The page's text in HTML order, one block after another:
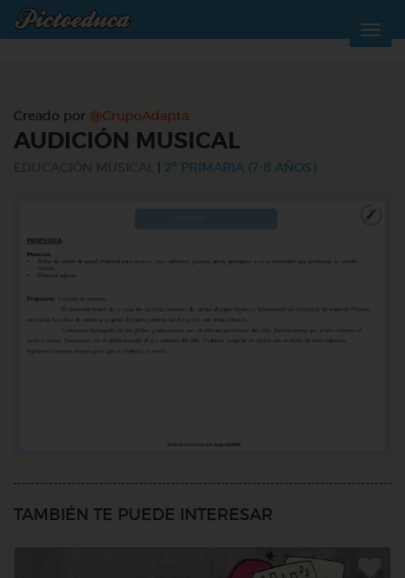
Creado por @GrupoAdapta
AUDICIÓN MUSICAL
2º PRIMARIA (7-8 AÑOS)
TAMBIÉN TE PUEDE INTERESAR